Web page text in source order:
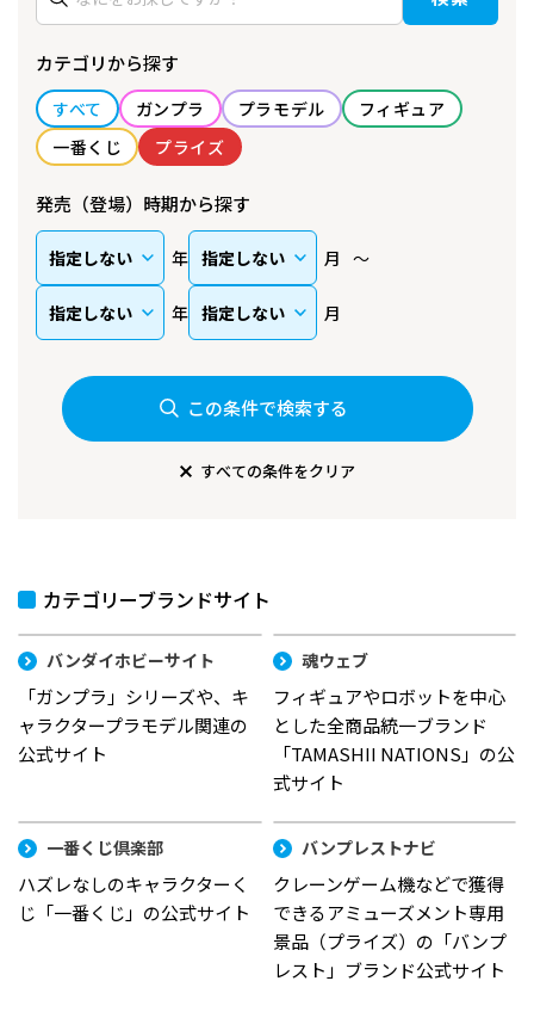
カテゴリから探す
すべて ガンプラ プラモデル
フィギュア
一番くじ
プライズ
発売（登場）時期から探す
年 月
年 月
この条件で検索する
すべての条件をクリア
カテゴリーブランドサイト
バンダイホビーサイト
「ガンプラ」シリーズや、キ
ャラクタープラモデル関連の
公式サイト
魂ウェブ
フィギュアやロボットを中心
とした全商品統一ブランド
「TAMASHII NATIONS」の公
式サイト
一番くじ倶楽部
ハズレなしのキャラクターく
じ「一番くじ」の公式サイト
バンプレストナビ
クレーンゲーム機などで獲得
できるアミューズメント専用
景品（プライズ）の「バンプ
レスト」ブランド公式サイト